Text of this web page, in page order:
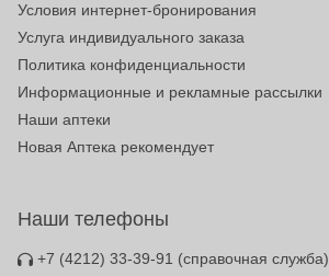
Условия интернет-бронирования
Услуга индивидуального заказа
Политика конфиденциальности
Информационные и рекламные рассылки
Наши аптеки
Новая Аптека рекомендует
Наши телефоны
+7 (4212) 33-39-91 (справочная служба)